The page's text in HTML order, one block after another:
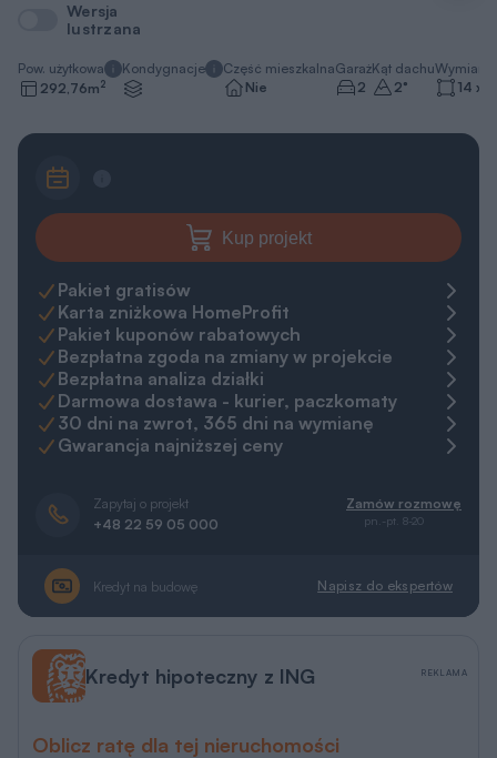
Wersja
lustrzana
Pow. użytkowa
292,76m2
Kondygnacje
Część mieszkalna
Nie
Garaż
2
Kąt dachu
2°
Wymiary
14 x
Kup projekt
Pakiet gratisów
Karta zniżkowa HomeProfit
Pakiet kuponów rabatowych
Bezpłatna zgoda na zmiany w projekcie
Bezpłatna analiza działki
Darmowa dostawa - kurier, paczkomaty
30 dni na zwrot, 365 dni na wymianę
Gwarancja najniższej ceny
Zapytaj o projekt
+48 22 59 05 000
Zamów rozmowę
pn.-pt. 8-20
Kredyt na budowę Napisz do ekspertów
Kredyt hipoteczny z ING
Oblicz ratę dla tej nieruchomości
REKLAMA